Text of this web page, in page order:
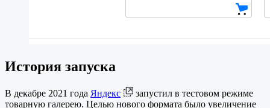
История запуска
В декабре 2021 года Яндекс
запустил в тестовом режиме
товарную галерею. Целью нового формата было увеличение